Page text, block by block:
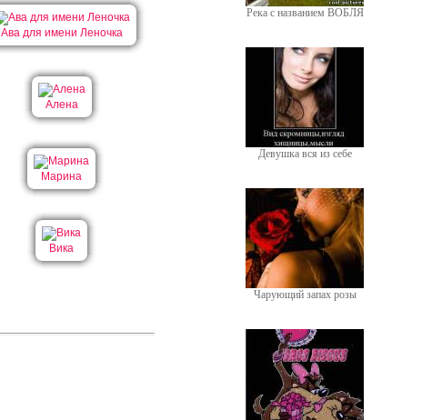
Ава для имени Леночка
Алена
Марина
Вика
Река с названием ВОБЛЯ
Девушка вся из себе
Чарующий запах розы